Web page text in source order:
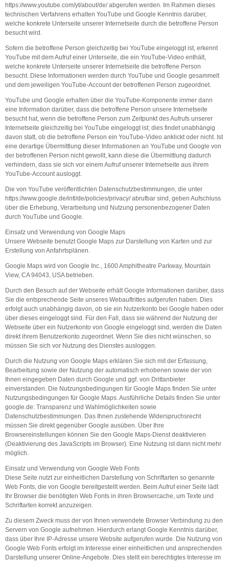
https://www.youtube.com/yt/about/de/ abgerufen werden. Im Rahmen dieses
technischen Verfahrens erhalten YouTube und Google Kenntnis darüber,
welche konkrete Unterseite unserer Internetseite durch die betroffene Person
besucht wird.
Sofern die betroffene Person gleichzeitig bei YouTube eingeloggt ist, erkennt
YouTube mit dem Aufruf einer Unterseite, die ein YouTube-Video enthält,
welche konkrete Unterseite unserer Internetseite die betroffene Person
besucht. Diese Informationen werden durch YouTube und Google gesammelt
und dem jeweiligen YouTube-Account der betroffenen Person zugeordnet.
YouTube und Google erhalten über die YouTube-Komponente immer dann
eine Information darüber, dass die betroffene Person unsere Internetseite
besucht hat, wenn die betroffene Person zum Zeitpunkt des Aufrufs unserer
Internetseite gleichzeitig bei YouTube eingeloggt ist; dies findet unabhängig
davon statt, ob die betroffene Person ein YouTube-Video anklickt oder nicht. Ist
eine derartige Übermittlung dieser Informationen an YouTube und Google von
der betroffenen Person nicht gewollt, kann diese die Übermittlung dadurch
verhindern, dass sie sich vor einem Aufruf unserer Internetseite aus ihrem
YouTube-Account ausloggt.
Die von YouTube veröffentlichten Datenschutzbestimmungen, die unter
https://www.google.de/intl/de/policies/privacy/ abrufbar sind, geben Aufschluss
über die Erhebung, Verarbeitung und Nutzung personenbezogener Daten
durch YouTube und Google.
Einsatz und Verwendung von Google Maps
Unsere Webseite benutzt Google Maps zur Darstellung von Karten und zur
Erstellung von Anfahrtsplänen.
Google Maps wird von Google Inc., 1600 Amphitheatre Parkway, Mountain
View, CA 94043, USA betrieben.
Durch den Besuch auf der Webseite erhält Google Informationen darüber, dass
Sie die entsprechende Seite unseres Webauftrittes aufgerufen haben. Dies
erfolgt auch unabhängig davon, ob sie ein Nutzerkonto bei Google haben oder
über dieses eingeloggt sind. Für den Fall, dass sie während der Nutzung der
Webseite über ein Nutzerkonto von Google eingeloggt sind, werden die Daten
direkt ihrem Benutzerkonto zugeordnet. Wenn Sie dies nicht wünschen, so
müssen Sie sich vor Nutzung des Dienstes ausloggen.
Durch die Nutzung von Google Maps erklären Sie sich mit der Erfassung,
Bearbeitung sowie der Nutzung der automatisch erhobenen sowie der von
Ihnen eingegeben Daten durch Google und ggf. von Drittanbieter
einverstanden. Die Nutzungsbedingungen für Google Maps finden Sie unter
Nutzungsbedingungen für Google Maps. Ausführliche Details finden Sie unter
google.de: Transparenz und Wahlmöglichkeiten sowie
Datenschutzbestimmungen. Das Ihnen zustehende Widerspruchsrecht
müssen Sie direkt gegenüber Google ausüben. Über Ihre
Browsereinstellungen können Sie den Google Maps-Dienst deaktivieren
(Deaktivierung des JavaScripts im Browser). Eine Nutzung ist dann nicht mehr
möglich.
Einsatz und Verwendung von Google Web Fonts
Diese Seite nutzt zur einheitlichen Darstellung von Schriftarten so genannte
Web Fonts, die von Google bereitgestellt werden. Beim Aufruf einer Seite lädt
Ihr Browser die benötigten Web Fonts in ihren Browsercache, um Texte und
Schriftarten korrekt anzuzeigen.
Zu diesem Zweck muss der von Ihnen verwendete Browser Verbindung zu den
Servern von Google aufnehmen. Hierdurch erlangt Google Kenntnis darüber,
dass über Ihre IP-Adresse unsere Website aufgerufen wurde. Die Nutzung von
Google Web Fonts erfolgt im Interesse einer einheitlichen und ansprechenden
Darstellung unserer Online-Angebote. Dies stellt ein berechtigtes Interesse im